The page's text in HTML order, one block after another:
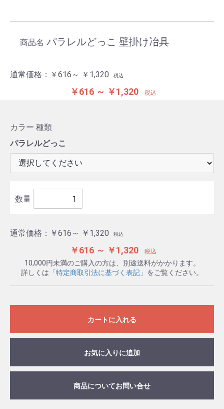
商品名 パラレルどっこ 壁掛け冶具
通常価格： ￥616～ ￥1,320 税込
￥616 ～ ￥1,320 税込
カラー 種類
パラレルどっこ
数量
通常価格： ￥616～ ￥1,320 税込
￥616 ～ ￥1,320 税込
10,000円未満のご購入の方は、別途送料がかかります。
詳しくは 「特定商取引法に基づく表記」 をご覧ください。
カートに入れる
お気に入りに追加
商品についてお問い合せ